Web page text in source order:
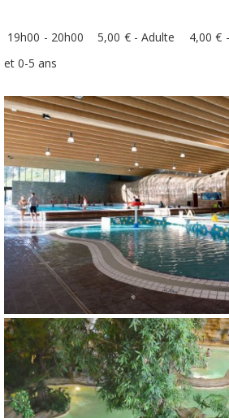
19h00 - 20h00 5,00 € - Adulte 4,00 €
et 0-5 ans